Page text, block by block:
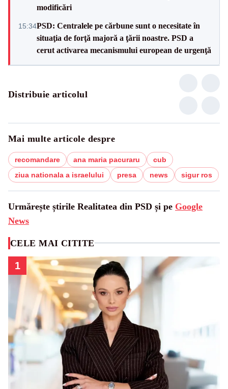
modificări
15:34PSD: Centralele pe cărbune sunt o necesitate în
situaţia de forţă majoră a ţării noastre. PSD a
cerut activarea mecanismului european de urgenţă
Distribuie articolul
Mai multe articole despre
recomandare ana maria pacuraru
cub
ziua nationala a israelului
presa news sigur ros
Urmărește știrile Realitatea din PSD și pe Google
News
CELE MAI CITITE
1